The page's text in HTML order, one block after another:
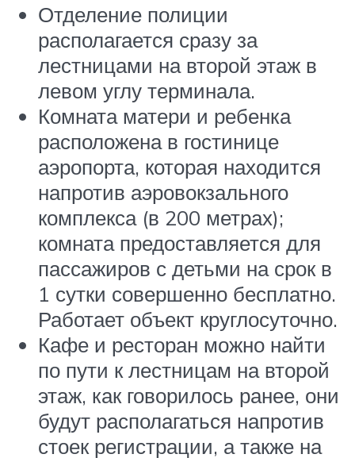
Отделение полиции
располагается сразу за
лестницами на второй этаж в
левом углу терминала.
Комната матери и ребенка
расположена в гостинице
аэропорта, которая находится
напротив аэровокзального
комплекса (в 200 метрах);
комната предоставляется для
пассажиров с детьми на срок в
1 сутки совершенно бесплатно.
Работает объект круглосуточно.
Кафе и ресторан можно найти
по пути к лестницам на второй
этаж, как говорилось ранее, они
будут располагаться напротив
стоек регистрации, а также на